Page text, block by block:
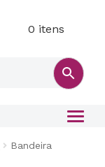
n
0 itens
Bandeira